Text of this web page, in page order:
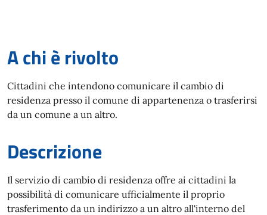
A chi è rivolto
Cittadini che intendono comunicare il cambio di
residenza presso il comune di appartenenza o trasferirsi
da un comune a un altro.
Descrizione
Il servizio di cambio di residenza offre ai cittadini la
possibilità di comunicare ufficialmente il proprio
trasferimento da un indirizzo a un altro all'interno del